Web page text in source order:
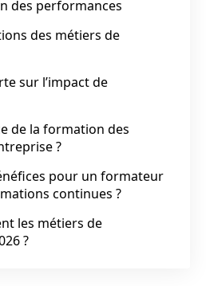
des performances
des métiers de
sur l’impact de
de la formation des
?
pour un formateur
continues ?
les métiers de
?